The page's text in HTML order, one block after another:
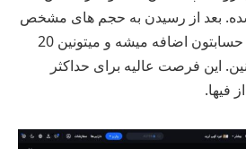
بعد از رسیدن به حجم های مشخص
شده، پاس اختصاصی به حسابتون اضافه میشه و میتونین 20
این فرصت عالیه برای حداکثر
فیها.